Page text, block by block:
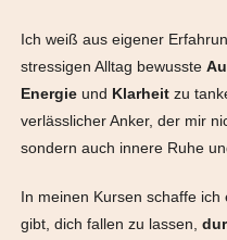
Ich weiß aus eigener
stressigen Alltag bewusste
Energieund Klarheitzu
verlässlicher Anker, der mir
sondern auch innere Ruhe
In meinen Kursen schaffe
gibt, dich fallen zu lassen,